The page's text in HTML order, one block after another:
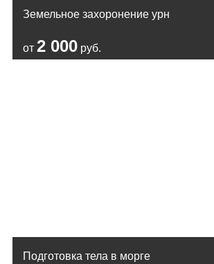
Земельное захоронение урн
от 2 000 руб.
Подготовка тела в морге